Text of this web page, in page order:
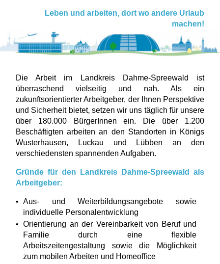
Leben und arbeiten, dort wo andere Urlaub
machen!
Die Arbeit im Landkreis Dahme-Spreewald ist
überraschend vielseitig und nah. Als ein
zukunftsorientierter Arbeitgeber, der Ihnen Perspektive
und Sicherheit bietet, setzen wir uns täglich für unsere
über 180.000 BürgerInnen ein. Die über 1.200
Beschäftigten arbeiten an den Standorten in Königs
Wusterhausen, Luckau und Lübben an den
verschiedensten spannenden Aufgaben.
Gründe für den Landkreis Dahme-Spreewald als
Arbeitgeber:
Aus- und Weiterbildungsangebote sowie
individuelle Personalentwicklung
Orientierung an der Vereinbarkeit von Beruf und
Familie durch eine flexible
Arbeitszeitengestaltung sowie die Möglichkeit
zum mobilen Arbeiten und Homeoffice